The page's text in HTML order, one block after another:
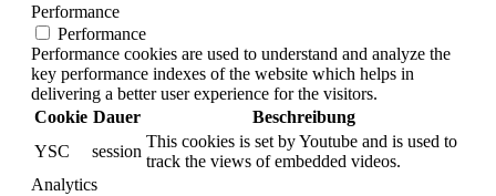
Performance
Performance
Performance cookies are used to understand and analyze the
key performance indexes of the website which helps in
delivering a better user experience for the visitors.
Cookie Dauer
Beschreibung
YSC
session
This cookies is set by Youtube and is used to
track the views of embedded videos.
Analytics